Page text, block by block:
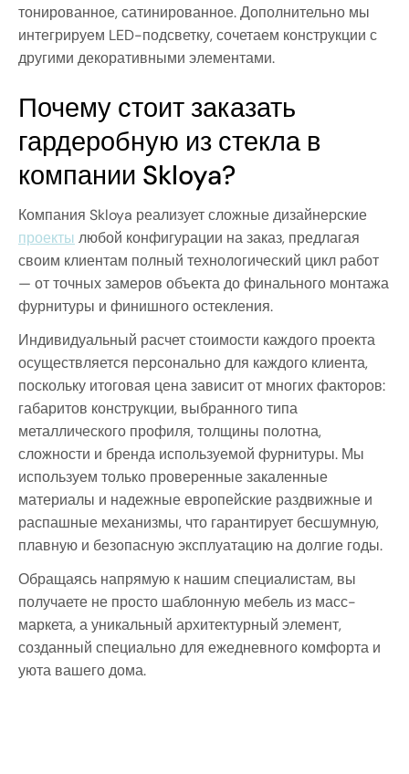
тонированное, сатинированное. Дополнительно мы
интегрируем LED-подсветку, сочетаем конструкции с
другими декоративными элементами.
Почему стоит заказать
гардеробную из стекла в
компании Skloya?
Компания Skloya реализует сложные дизайнерские
проекты любой конфигурации на заказ, предлагая
своим клиентам полный технологический цикл работ
— от точных замеров объекта до финального монтажа
фурнитуры и финишного остекления.
Индивидуальный расчет стоимости каждого проекта
осуществляется персонально для каждого клиента,
поскольку итоговая цена зависит от многих факторов:
габаритов конструкции, выбранного типа
металлического профиля, толщины полотна,
сложности и бренда используемой фурнитуры. Мы
используем только проверенные закаленные
материалы и надежные европейские раздвижные и
распашные механизмы, что гарантирует бесшумную,
плавную и безопасную эксплуатацию на долгие годы.
Обращаясь напрямую к нашим специалистам, вы
получаете не просто шаблонную мебель из масс-
маркета, а уникальный архитектурный элемент,
созданный специально для ежедневного комфорта и
уюта вашего дома.